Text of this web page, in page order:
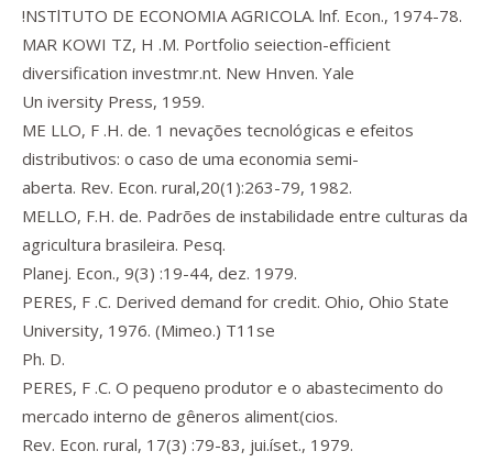
!NSTlTUTO DE ECONOMIA AGRICOLA. lnf. Econ., 1974-78.
MAR KOWI TZ, H .M. Portfolio seiection-efficient
diversification investmr.nt. New Hnven. Yale
Un iversity Press, 1959.
ME LLO, F .H. de. 1 nevações tecnológicas e efeitos
distributivos: o caso de uma economia semi-
aberta. Rev. Econ. rural,20(1):263-79, 1982.
MELLO, F.H. de. Padrões de instabilidade entre culturas da
agricultura brasileira. Pesq.
Planej. Econ., 9(3) :19-44, dez. 1979.
PERES, F .C. Derived demand for credit. Ohio, Ohio State
University, 1976. (Mimeo.) T11se
Ph. D.
PERES, F .C. O pequeno produtor e o abastecimento do
mercado interno de gêneros aliment(cios.
Rev. Econ. rural, 17(3) :79-83, jui.íset., 1979.